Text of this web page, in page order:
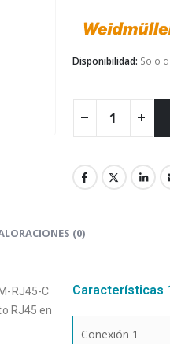
Disponibilidad: Solo
(0)
RJ45-C
RJ45 en
Características
Conexión 1